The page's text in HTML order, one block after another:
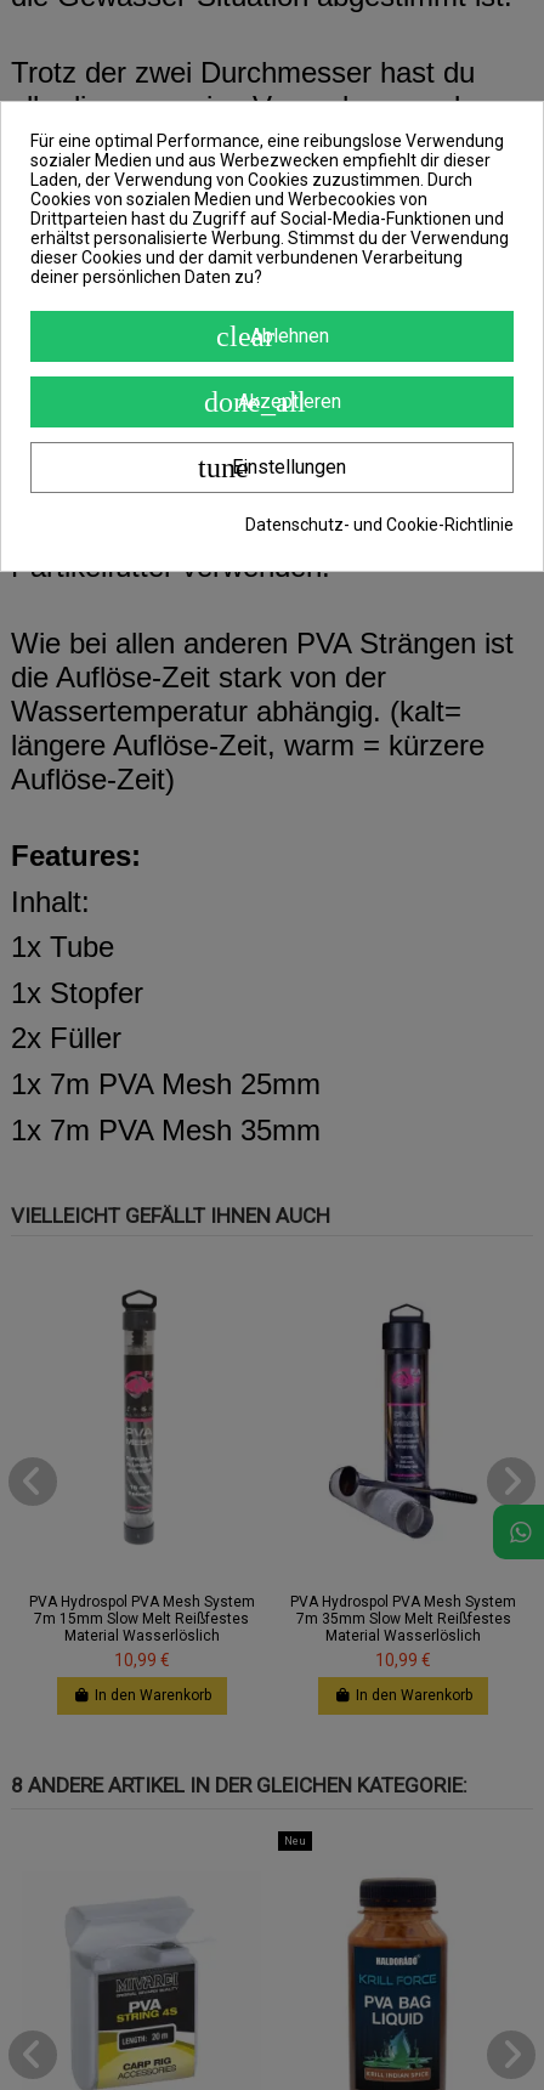
Trotz der zwei Durchmesser hast du
allerdings nur eine Verpackung und
benötigst somit nicht mehr Platz in
deiner Angeltasche.
Alle PVA-Strümpfe der Marke PVA
Hydrospol sind aus hochwertigem
japanischem Fasern gefertigt und in
Form eines dichten Mikro-
Maschengewebes gestrickt.
Natürlich kannst du das PVA Mesh für
Boilies Pellets oder auch Groundbait,
Stickmix und alle möglichen Arten von
Partikelfutter verwenden.
Wie bei allen anderen PVA Strängen ist
die Auflöse-Zeit stark von der
Wassertemperatur abhängig. (kalt=
längere Auflöse-Zeit, warm = kürzere
Auflöse-Zeit)
Features:
Inhalt:
1x Tube
1x Stopfer
2x Füller
1x 7m PVA Mesh 25mm
1x 7m PVA Mesh 35mm
VIELLEICHT GEFÄLLT IHNEN AUCH
PVA Hydrospol PVA Mesh System
7m 15mm Slow Melt Reißfestes
Material Wasserlöslich
10,99 €
In den Warenkorb
PVA Hydrospol PVA Mesh System
7m 35mm Slow Melt Reißfestes
Material Wasserlöslich
10,99 €
In den Warenkorb
8 ANDERE ARTIKEL IN DER GLEICHEN KATEGORIE:
Neu
Für eine optimal Performance, eine reibungslose Verwendung
sozialer Medien und aus Werbezwecken empfiehlt dir dieser
Laden, der Verwendung von Cookies zuzustimmen. Durch
Cookies von sozialen Medien und Werbecookies von
Drittparteien hast du Zugriff auf Social-Media-Funktionen und
erhältst personalisierte Werbung. Stimmst du der Verwendung
dieser Cookies und der damit verbundenen Verarbeitung
deiner persönlichen Daten zu?
clearAblehnen
done_all
Akzeptieren
tuneEinstellungen
Datenschutz- und Cookie-Richtlinie